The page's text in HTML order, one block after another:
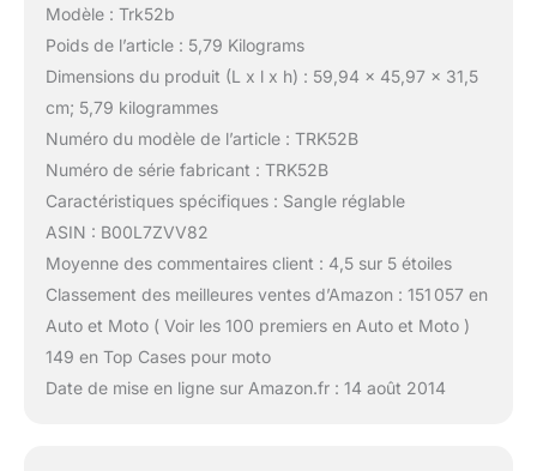
Modèle : Trk52b
Poids de l’article : 5,79 Kilograms
Dimensions du produit (L x l x h) : 59,94 x 45,97 x 31,5
cm; 5,79 kilogrammes
Numéro du modèle de l’article : TRK52B
Numéro de série fabricant : TRK52B
Caractéristiques spécifiques : Sangle réglable
ASIN : B00L7ZVV82
Moyenne des commentaires client : 4,5 sur 5 étoiles
Classement des meilleures ventes d’Amazon : 151 057 en
Auto et Moto ( Voir les 100 premiers en Auto et Moto )
149 en Top Cases pour moto
Date de mise en ligne sur Amazon.fr : 14 août 2014